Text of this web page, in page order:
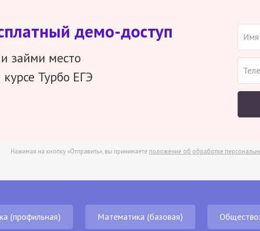
демо-доступ
займи место
Турбо ЕГЭ
Нажимая на кнопку «Отправить», вы принимаете положение об обработке
(профильная) Математика (базовая)